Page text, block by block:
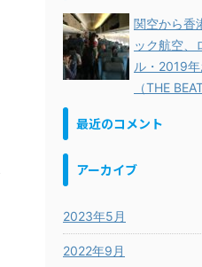
関空から香
ック航空、
ル・2019
（THE
最近のコメント
アーカイブ
2023年5月
2022年9月